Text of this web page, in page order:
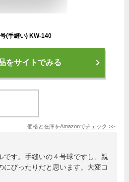
(手縫い) KW-140
をサイトでみる
価格と在庫をAmazonでチェック >>
です。手縫いの４号球ですし、親
にぴったりだと思います。大変コ